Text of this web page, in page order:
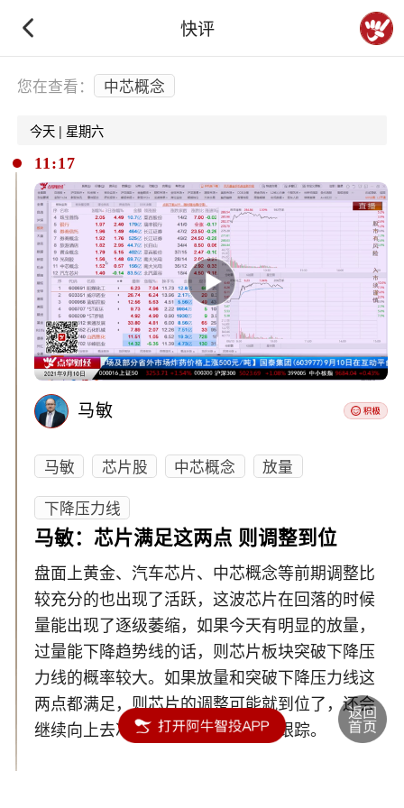
快评
下拉刷新
您在查看： 中芯概念
今天 | 星期六
11:17
马敏
马敏 芯片股 中芯概念
放量
下降压力线
马敏：芯片满足这两点 则调整到位
盘面上黄金、汽车芯片、中芯概念等前期调整比
较充分的也出现了活跃，这波芯片在回落的时候
量能出现了逐级萎缩，如果今天有明显的放量，
过量能下降趋势线的话，则芯片板块突破下降压
力线的概率较大。如果放量和突破下降压力线这
两点都满足，则芯片的调整可能就到位了，还会
继续向上去冲击前高，具体要持续跟踪。